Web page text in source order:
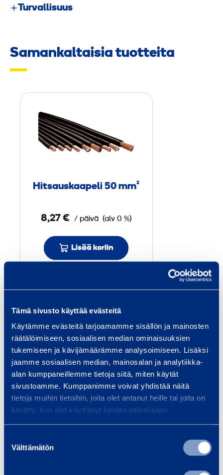
Tämä sivusto käyttää evästeitä
Käytämme evästeitä tarjoamamme sisällön ja mainosten
räätälöimiseen, sosiaalisen median ominaisuuksien
tukemiseen ja kävijämäärämme analysoimiseen. Lisäksi
jaamme sosiaalisen median, mainosalan ja analytiikka-
alan kumppaneillemme tietoja siitä, miten käytät
sivustoamme. Kumppanimme voivat yhdistää näitä
tietoja muihin tietoihin, joita olet antanut heille tai joita on
kerätty, kun olet käyttänyt heidän palvelujaan.
valinta
Välttämätön
Turvallisuus
Samankaltaisia tuotteita
t
s
a
k
a
p
e
l
5
m
m
²
Hitsauskaapeli 50 mm²
8,27 € / päivä (alv 0 %)
Lisää koriin
Kuljetus ja logistiikka
Kalustoratkaisut kuljetus-,
logistiikka- ja
ajoneuvopalvelualalle. Vuokraa
joustavasti koko Suomessa: